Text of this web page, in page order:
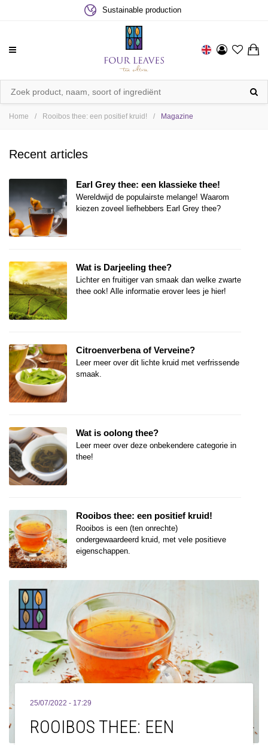
Sustainable production
Home / Rooibos thee: een positief kruid! / Magazine
Recent articles
Earl Grey thee: een klassieke thee!
Wereldwijd de populairste melange! Waarom
kiezen zoveel liefhebbers Earl Grey thee?
Wat is Darjeeling thee?
Lichter en fruitiger van smaak dan welke zwarte
thee ook! Alle informatie erover lees je hier!
Citroenverbena of Verveine?
Leer meer over dit lichte kruid met verfrissende
smaak.
Wat is oolong thee?
Leer meer over deze onbekendere categorie in
thee!
Rooibos thee: een positief kruid!
Rooibos is een (ten onrechte)
ondergewaardeerd kruid, met vele positieve
eigenschappen.
25/07/2022 - 17:29
ROOIBOS THEE: EEN